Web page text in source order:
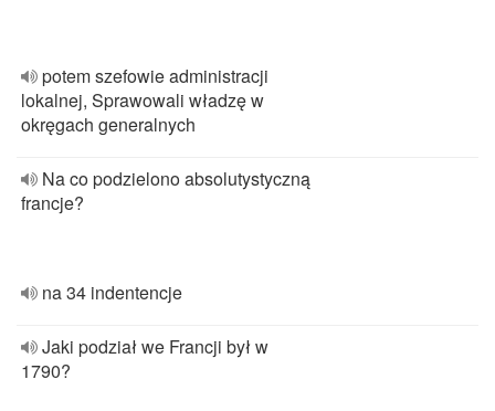
potem szefowie administracji
lokalnej, Sprawowali władzę w
okręgach generalnych
Na co podzielono absolutystyczną
francje?
na 34 indentencje
Jaki podział we Francji był w
1790?